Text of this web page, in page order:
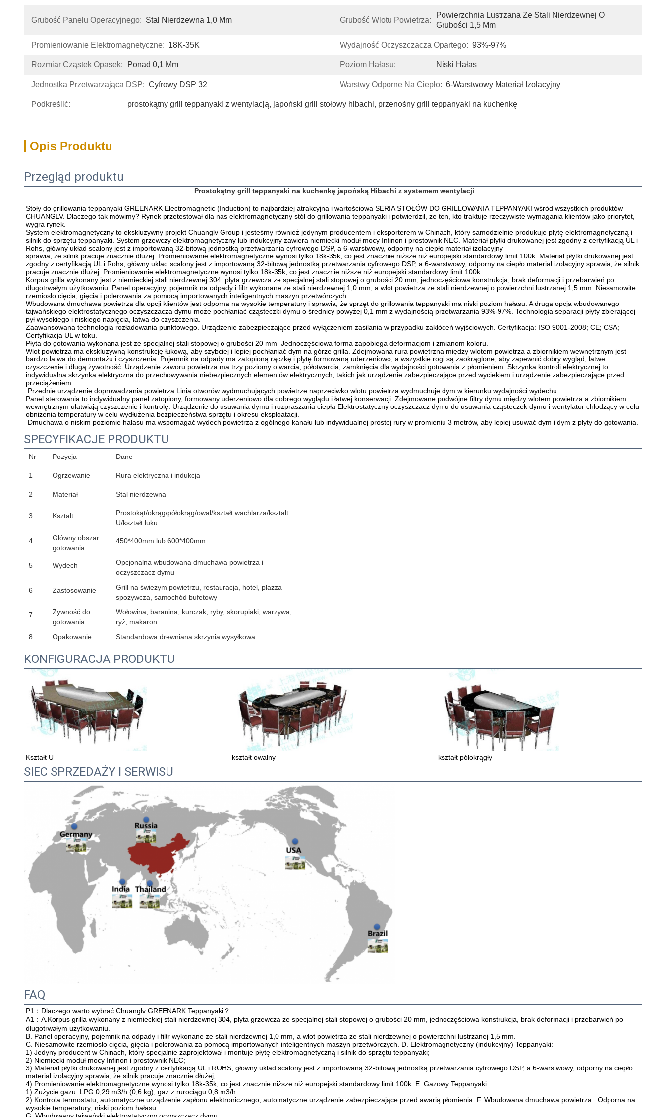
Grubość Panelu Operacyjnego: Stal Nierdzewna 1,0 Mm Grubość Wlotu Powietrza:
Powierzchnia Lustrzana Ze Stali Nierdzewnej O
Grubości 1,5 Mm
Promieniowanie Elektromagnetyczne: 18K-35K Wydajność Oczyszczacza Opartego: 93%-97%
Rozmiar Cząstek Opasek: Ponad 0,1 Mm Poziom Hałasu: Niski Hałas
Jednostka Przetwarzająca DSP: Cyfrowy DSP 32 Warstwy Odporne Na Ciepło: 6-Warstwowy Materiał Izolacyjny
Podkreślić: prostokątny grill teppanyaki z wentylacją, japoński grill stołowy hibachi, przenośny grill teppanyaki na kuchenkę
Opis Produktu
Przegląd produktu
Prostokątny grill teppanyaki na kuchenkę japońską Hibachi z systemem wentylacji
Stoły do grillowania teppanyaki GREENARK Electromagnetic (Induction) to najbardziej atrakcyjna i wartościowa SERIA STOŁÓW DO GRILLOWANIA TEPPANYAKI wśród wszystkich produktów
CHUANGLV. Dlaczego tak mówimy? Rynek przetestował dla nas elektromagnetyczny stół do grillowania teppanyaki i potwierdził, że ten, kto traktuje rzeczywiste wymagania klientów jako priorytet,
wygra rynek.
System elektromagnetyczny to ekskluzywny projekt Chuanglv Group i jesteśmy również jedynym producentem i eksporterem w Chinach, który samodzielnie produkuje płytę elektromagnetyczną i
silnik do sprzętu teppanyaki. System grzewczy elektromagnetyczny lub indukcyjny zawiera niemiecki moduł mocy Infinon i prostownik NEC. Materiał płytki drukowanej jest zgodny z certyfikacją UL i
Rohs, główny układ scalony jest z importowaną 32-bitową jednostką przetwarzania cyfrowego DSP, a 6-warstwowy, odporny na ciepło materiał izolacyjny
sprawia, że silnik pracuje znacznie dłużej. Promieniowanie elektromagnetyczne wynosi tylko 18k-35k, co jest znacznie niższe niż europejski standardowy limit 100k. Materiał płytki drukowanej jest
zgodny z certyfikacją UL i Rohs, główny układ scalony jest z importowaną 32-bitową jednostką przetwarzania cyfrowego DSP, a 6-warstwowy, odporny na ciepło materiał izolacyjny sprawia, że silnik
pracuje znacznie dłużej. Promieniowanie elektromagnetyczne wynosi tylko 18k-35k, co jest znacznie niższe niż europejski standardowy limit 100k.
Korpus grilla wykonany jest z niemieckiej stali nierdzewnej 304, płyta grzewcza ze specjalnej stali stopowej o grubości 20 mm, jednoczęściowa konstrukcja, brak deformacji i przebarwień po
długotrwałym użytkowaniu. Panel operacyjny, pojemnik na odpady i filtr wykonane ze stali nierdzewnej 1,0 mm, a wlot powietrza ze stali nierdzewnej o powierzchni lustrzanej 1,5 mm. Niesamowite
rzemiosło cięcia, gięcia i polerowania za pomocą importowanych inteligentnych maszyn przetwórczych.
Wbudowana dmuchawa powietrza dla opcji klientów jest odporna na wysokie temperatury i sprawia, że sprzęt do grillowania teppanyaki ma niski poziom hałasu. A druga opcja wbudowanego
tajwańskiego elektrostatycznego oczyszczacza dymu może pochłaniać cząsteczki dymu o średnicy powyżej 0,1 mm z wydajnością przetwarzania 93%-97%. Technologia separacji płyty zbierającej
pył wysokiego i niskiego napięcia, łatwa do czyszczenia.
Zaawansowana technologia rozładowania punktowego. Urządzenie zabezpieczające przed wyłączeniem zasilania w przypadku zakłóceń wyjściowych. Certyfikacja: ISO 9001-2008; CE; CSA;
Certyfikacja UL w toku.
Płyta do gotowania wykonana jest ze specjalnej stali stopowej o grubości 20 mm. Jednoczęściowa forma zapobiega deformacjom i zmianom koloru.
Wlot powietrza ma ekskluzywną konstrukcję łukową, aby szybciej i lepiej pochłaniać dym na górze grilla. Zdejmowana rura powietrzna między wlotem powietrza a zbiornikiem wewnętrznym jest
bardzo łatwa do demontażu i czyszczenia. Pojemnik na odpady ma zatopioną rączkę i płytę formowaną uderzeniowo, a wszystkie rogi są zaokrąglone, aby zapewnić dobry wygląd, łatwe
czyszczenie i długą żywotność. Urządzenie zaworu powietrza ma trzy poziomy otwarcia, półotwarcia, zamknięcia dla wydajności gotowania z płomieniem. Skrzynka kontroli elektrycznej to
indywidualna skrzynka elektryczna do przechowywania niebezpiecznych elementów elektrycznych, takich jak urządzenie zabezpieczające przed wyciekiem i urządzenie zabezpieczające przed
przeciążeniem.
Przednie urządzenie doprowadzania powietrza Linia otworów wydmuchujących powietrze naprzeciwko wlotu powietrza wydmuchuje dym w kierunku wydajności wydechu.
Panel sterowania to indywidualny panel zatopiony, formowany uderzeniowo dla dobrego wyglądu i łatwej konserwacji. Zdejmowane podwójne filtry dymu między wlotem powietrza a zbiornikiem
wewnętrznym ułatwiają czyszczenie i kontrolę. Urządzenie do usuwania dymu i rozpraszania ciepła Elektrostatyczny oczyszczacz dymu do usuwania cząsteczek dymu i wentylator chłodzący w celu
obniżenia temperatury w celu wydłużenia bezpieczeństwa sprzętu i okresu eksploatacji.
Dmuchawa o niskim poziomie hałasu ma wspomagać wydech powietrza z ogólnego kanału lub indywidualnej prostej rury w promieniu 3 metrów, aby lepiej usuwać dym i dym z płyty do gotowania.
SPECYFIKACJE PRODUKTU
Nr Pozycja Dane
1 Ogrzewanie Rura elektryczna i indukcja
2 Materiał Stal nierdzewna
3 Kształt
Prostokąt/okrąg/półokrąg/owal/kształt wachlarza/kształt
U/kształt łuku
4
Główny obszar
gotowania
450*400mm lub 600*400mm
5 Wydech
Opcjonalna wbudowana dmuchawa powietrza i
oczyszczacz dymu
6 Zastosowanie
Grill na świeżym powietrzu, restauracja, hotel, plazza
spożywcza, samochód bufetowy
7
Żywność do
gotowania
Wołowina, baranina, kurczak, ryby, skorupiaki, warzywa,
ryż, makaron
8
Opakowanie Standardowa drewniana skrzynia wysyłkowa
KONFIGURACJA PRODUKTU
Kształt U kształt owalny kształt półokrągły
SIEC SPRZEDAŻY I SERWISU
FAQ
P1： Dlaczego warto wybrać Chuanglv GREENARK Teppanyaki？
A1：A. Korpus grilla wykonany z niemieckiej stali nierdzewnej 304, płyta grzewcza ze specjalnej stali stopowej o grubości 20 mm, jednoczęściowa konstrukcja, brak deformacji i przebarwień po
długotrwałym użytkowaniu.
B. Panel operacyjny, pojemnik na odpady i filtr wykonane ze stali nierdzewnej 1,0 mm, a wlot powietrza ze stali nierdzewnej o powierzchni lustrzanej 1,5 mm.
C. Niesamowite rzemiosło cięcia, gięcia i polerowania za pomocą importowanych inteligentnych maszyn przetwórczych. D. Elektromagnetyczny (indukcyjny) Teppanyaki:
1) Jedyny producent w Chinach, który specjalnie zaprojektował i montuje płytę elektromagnetyczną i silnik do sprzętu teppanyaki;
2) Niemiecki moduł mocy Infinon i prostownik NEC;
3) Materiał płytki drukowanej jest zgodny z certyfikacją UL i ROHS, główny układ scalony jest z importowaną 32-bitową jednostką przetwarzania cyfrowego DSP, a 6-warstwowy, odporny na ciepło
materiał izolacyjny sprawia, że silnik pracuje znacznie dłużej;
4) Promieniowanie elektromagnetyczne wynosi tylko 18k-35k, co jest znacznie niższe niż europejski standardowy limit 100k. E. Gazowy Teppanyaki:
1) Zużycie gazu: LPG 0,29 m3/h (0,6 kg), gaz z rurociągu 0,8 m3/h.
2) Kontrola termostatu, automatyczne urządzenie zapłonu elektronicznego, automatyczne urządzenie zabezpieczające przed awarią płomienia. F. Wbudowana dmuchawa powietrza:. Odporna na
wysokie temperatury; niski poziom hałasu.
G. Wbudowany tajwański elektrostatyczny oczyszczacz dymu.